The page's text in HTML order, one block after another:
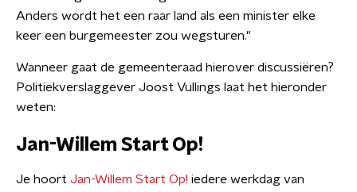
Anders wordt het een raar land als een minister elke
keer een burgemeester zou wegsturen."
Wanneer gaat de gemeenteraad hierover discussiëren?
Politiekverslaggever Joost Vullings laat het hieronder
weten:
Jan-Willem Start Op!
Je hoort Jan-Willem Start Op! iedere werkdag van